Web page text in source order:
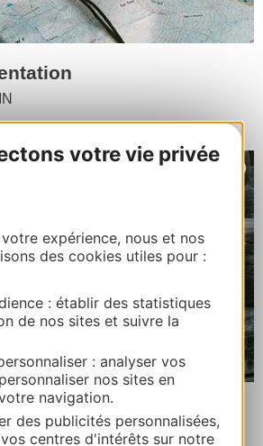
votre vie privée
expérience, nous et nos
des cookies utiles pour :
: établir des statistiques
de nos sites et suivre la
: analyser vos
nos sites en
navigation.
des publicités personnalisées,
centres d'intérêts sur notre
Game